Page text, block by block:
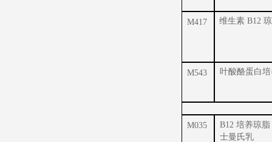
M417 维生素 B12
M543 叶酸酪蛋白
M035
B12 培养琼
士曼氏乳